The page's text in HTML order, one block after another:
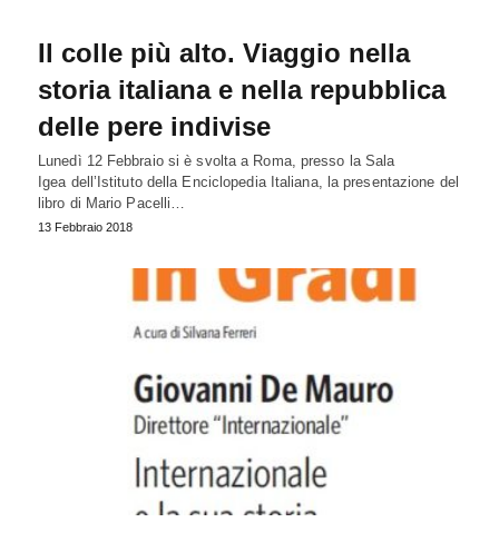
Il colle più alto. Viaggio nella
storia italiana e nella repubblica
delle pere indivise
Lunedì 12 Febbraio si è svolta a Roma, presso la Sala
Igea dell’Istituto della Enciclopedia Italiana, la presentazione del
libro di Mario Pacelli…
13 Febbraio 2018